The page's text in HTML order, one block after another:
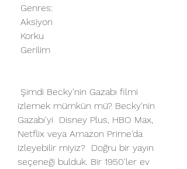
Genres:
Aksiyon
Korku
Gerilim
izlemek mümkün mü? Becky'nin
Gazabı'yi  Disney Plus, HBO Max,
Netflix veya Amazon Prime'da
izleyebilir miyiz?  Doğru bir yayın
seçeneği bulduk. Bir 1950'ler ev